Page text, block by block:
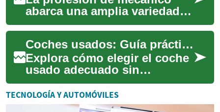
abarca una amplia variedad
de tareas relacionadas con el
mantenimiento y la
reparación de ve...
Coches usados: Guía práctica para comprar con confianza
Explora cómo elegir el coche
usado adecuado sin
sorpresas: desde opciones
de financiación y cómo
mejorar tu crédito, ...
TECNOLOGÍA Y AUTOMÓVILES